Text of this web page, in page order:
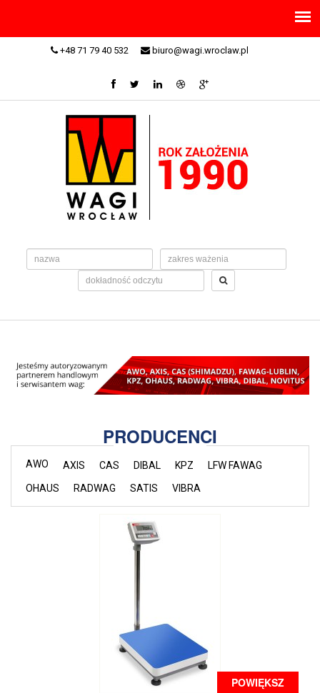
+48 71 79 40 532 biuro@wagi.wroclaw.pl
PRODUCENCI
AWO AXIS CAS DIBAL KPZ
LFW FAWAG
OHAUS
RADWAG SATIS VIBRA
POWIĘKSZ